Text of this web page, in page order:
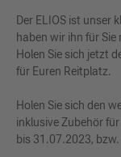
Der ELIOS ist unser
haben wir ihn für
Holen Sie sich jetzt
für Euren Reitplatz.
Holen Sie sich den
inklusive Zubehör
bis 31.07.2023,